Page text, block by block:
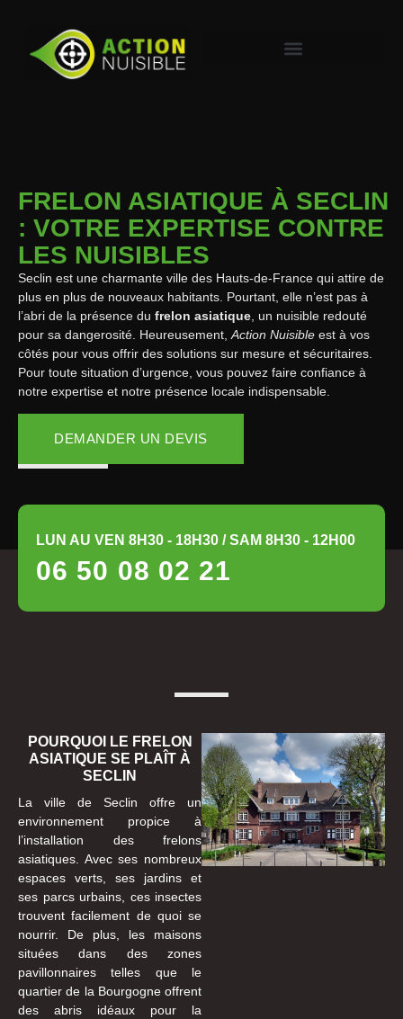
FRELON ASIATIQUE À SECLIN
: VOTRE EXPERTISE CONTRE
LES NUISIBLES
Seclin est une charmante ville des Hauts-de-France qui attire de
plus en plus de nouveaux habitants. Pourtant, elle n’est pas à
l’abri de la présence du frelon asiatique , un nuisible redouté
pour sa dangerosité. Heureusement, Action Nuisible est à vos
côtés pour vous offrir des solutions sur mesure et sécuritaires.
Pour toute situation d’urgence, vous pouvez faire confiance à
notre expertise et notre présence locale indispensable.
DEMANDER UN DEVIS
LUN AU VEN 8H30 - 18H30 / SAM 8H30 - 12H00
06 50 08 02 21
POURQUOI LE FRELON
ASIATIQUE SE PLAÎT À
SECLIN
La ville de Seclin offre un
environnement propice à
l’installation des frelons
asiatiques. Avec ses nombreux
espaces verts, ses jardins et
ses parcs urbains, ces insectes
trouvent facilement de quoi se
nourrir. De plus, les maisons
situées dans des zones
pavillonnaires telles que le
quartier de la Bourgogne offrent
des abris idéaux pour la